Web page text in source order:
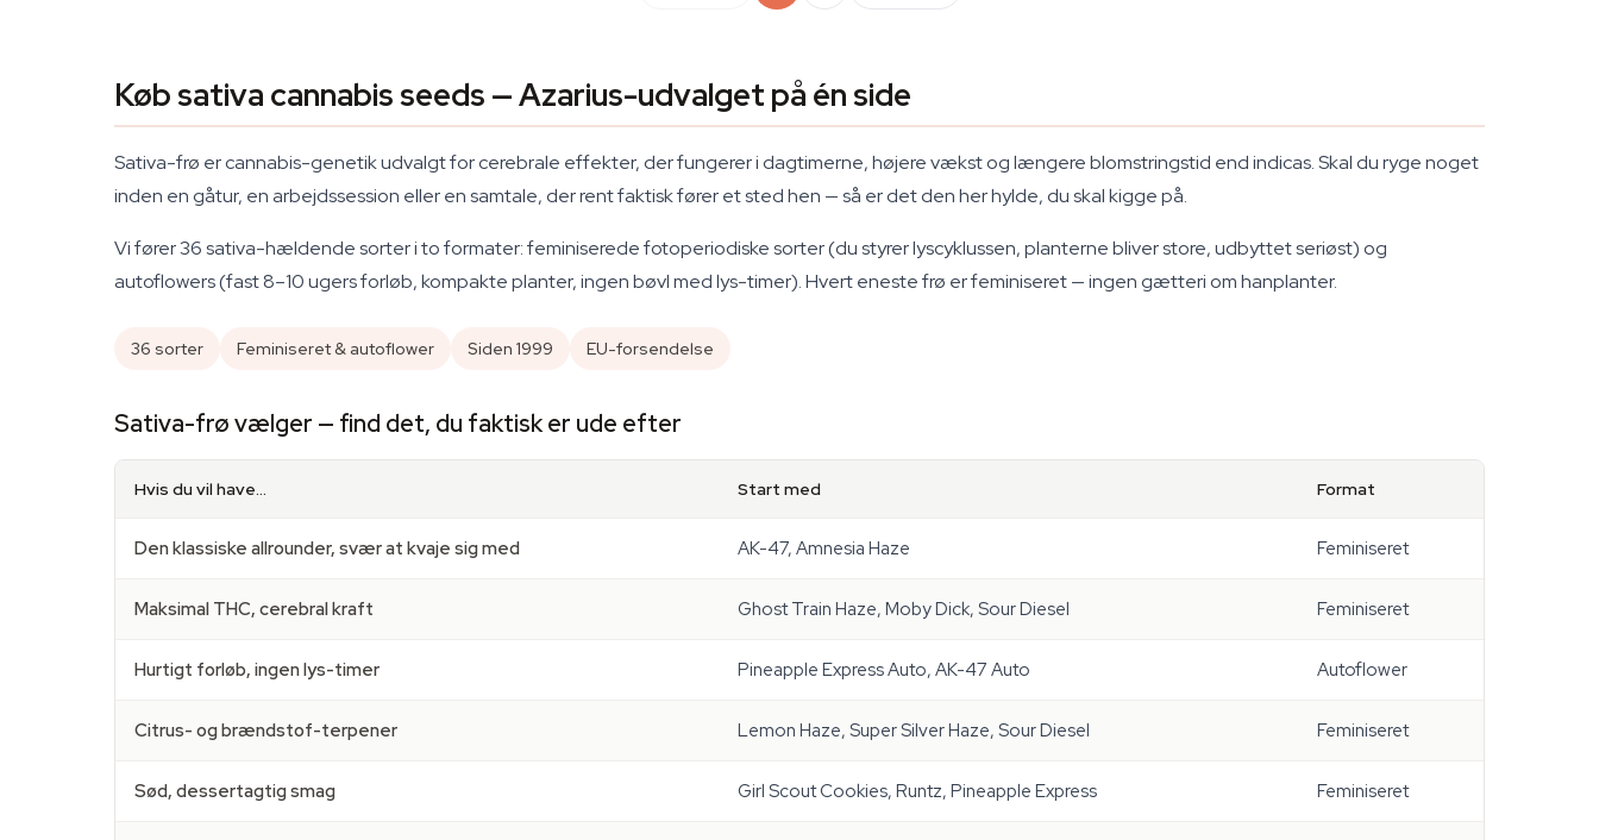
Køb sativa cannabis seeds — Azarius-udvalget på én side
Sativa-frø er cannabis-genetik udvalgt for cerebrale effekter, der fungerer i dagtimerne, højere vækst og længere blomstringstid end indicas. Skal du ryge noget
inden en gåtur, en arbejdssession eller en samtale, der rent faktisk fører et sted hen — så er det den her hylde, du skal kigge på.
Vi fører 36 sativa-hældende sorter i to formater: feminiserede fotoperiodiske sorter (du styrer lyscyklussen, planterne bliver store, udbyttet seriøst) og
autoflowers (fast 8–10 ugers forløb, kompakte planter, ingen bøvl med lys-timer). Hvert eneste frø er feminiseret — ingen gætteri om hanplanter.
36 sorter Feminiseret & autoflower Siden 1999 EU-forsendelse
Sativa-frø vælger — find det, du faktisk er ude efter
Hvis du vil have… Start med Format
Den klassiske allrounder, svær at kvaje sig med AK-47, Amnesia Haze Feminiseret
Maksimal THC, cerebral kraft Ghost Train Haze, Moby Dick, Sour Diesel Feminiseret
Hurtigt forløb, ingen lys-timer Pineapple Express Auto, AK-47 Auto Autoflower
Citrus- og brændstof-terpener Lemon Haze, Super Silver Haze, Sour Diesel Feminiseret
Sød, dessertagtig smag Girl Scout Cookies, Runtz, Pineapple Express Feminiseret